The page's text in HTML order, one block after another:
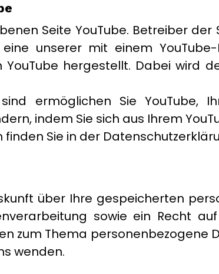
Seite YouTube. Betreiber der
unserer mit einem
hergestellt. Dabei wird
ermöglichen Sie YouTube,
indem Sie sich aus Ihrem
Sie in der
über Ihre gespeicherten
sowie ein Recht
zum Thema personenbezogene
wenden.